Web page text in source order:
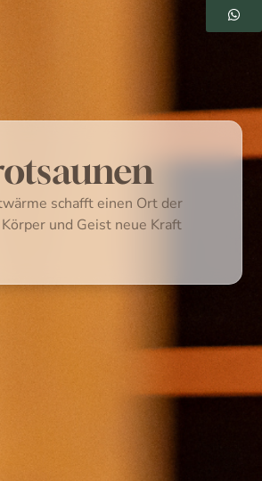
schafft einen Ort der
und Geist neue Kraft